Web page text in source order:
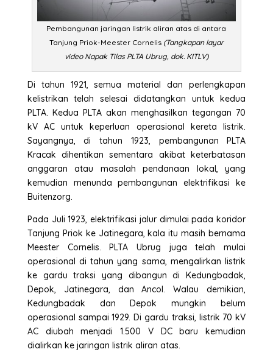
Pembangunan jaringan listrik aliran atas di antara
Tanjung Priok-Meester Cornelis (Tangkapan layar
video Napak Tilas PLTA Ubrug, dok. KITLV)
Di tahun 1921, semua material dan perlengkapan
kelistrikan telah selesai didatangkan untuk kedua
PLTA. Kedua PLTA akan menghasilkan tegangan 70
kV AC untuk keperluan operasional kereta listrik.
Sayangnya, di tahun 1923, pembangunan PLTA
Kracak dihentikan sementara akibat keterbatasan
anggaran atau masalah pendanaan lokal, yang
kemudian menunda pembangunan elektrifikasi ke
Buitenzorg.
Pada Juli 1923, elektrifikasi jalur dimulai pada koridor
Tanjung Priok ke Jatinegara, kala itu masih bernama
Meester Cornelis. PLTA Ubrug juga telah mulai
operasional di tahun yang sama, mengalirkan listrik
ke gardu traksi yang dibangun di Kedungbadak,
Depok, Jatinegara, dan Ancol. Walau demikian,
Kedungbadak dan Depok mungkin belum
operasional sampai 1929. Di gardu traksi, listrik 70 kV
AC diubah menjadi 1.500 V DC baru kemudian
dialirkan ke jaringan listrik aliran atas.